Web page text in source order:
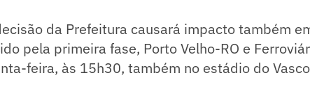
da Prefeitura causará impacto também
pela primeira fase, Porto Velho-RO e
feira, às 15h30, também no estádio do